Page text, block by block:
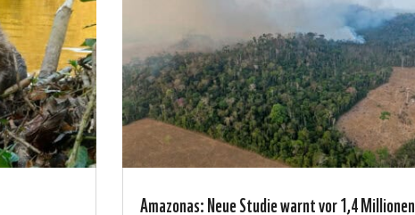
Amazonas: Neue Studie warnt vor 1,4 Millionen